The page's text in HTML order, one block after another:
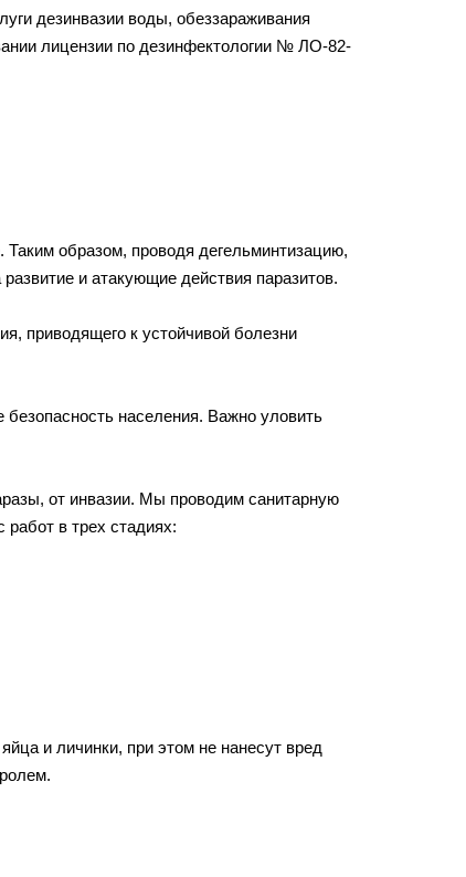
дезинвазии воды, обеззараживания
лицензии по дезинфектологии № ЛО-82-
Таким образом, проводя дегельминтизацию,
и атакующие действия паразитов.
приводящего к устойчивой болезни
населения. Важно уловить
от инвазии. Мы проводим санитарную
в трех стадиях:
и личинки, при этом не нанесут вред